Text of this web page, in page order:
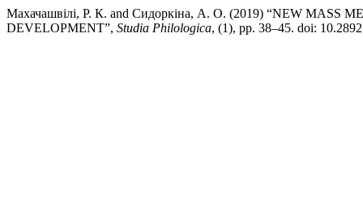
Махачашвілі, Р. К. and Сидоркіна, А. О. (2019) “NEW MASS
DEVELOPMENT”, Studia Philologica, (1), pp. 38–45. doi: